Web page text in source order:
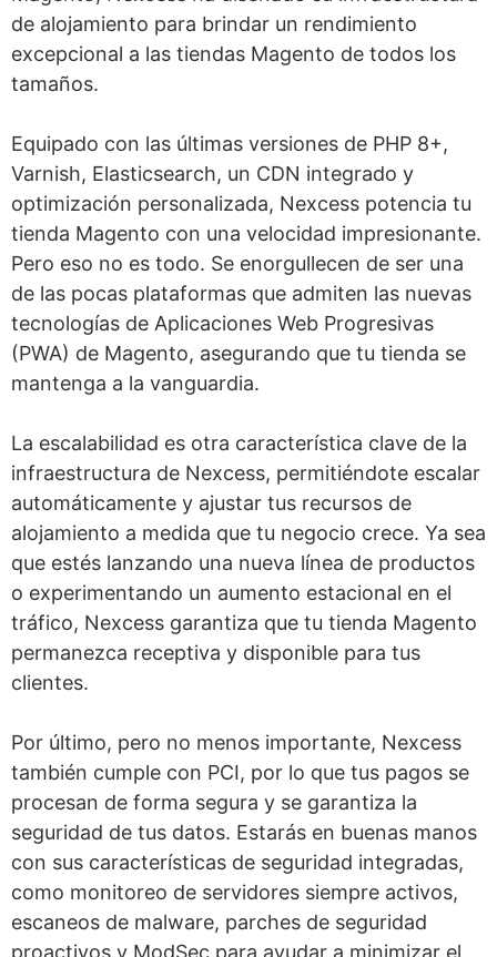
de alojamiento para brindar un rendimiento
excepcional a las tiendas Magento de todos los
tamaños.
Equipado con las últimas versiones de PHP 8+,
Varnish, Elasticsearch, un CDN integrado y
optimización personalizada, Nexcess potencia tu
tienda Magento con una velocidad impresionante.
Pero eso no es todo. Se enorgullecen de ser una
de las pocas plataformas que admiten las nuevas
tecnologías de Aplicaciones Web Progresivas
(PWA) de Magento, asegurando que tu tienda se
mantenga a la vanguardia.
La escalabilidad es otra característica clave de la
infraestructura de Nexcess, permitiéndote escalar
automáticamente y ajustar tus recursos de
alojamiento a medida que tu negocio crece. Ya sea
que estés lanzando una nueva línea de productos
o experimentando un aumento estacional en el
tráfico, Nexcess garantiza que tu tienda Magento
permanezca receptiva y disponible para tus
clientes.
Por último, pero no menos importante, Nexcess
también cumple con PCI, por lo que tus pagos se
procesan de forma segura y se garantiza la
seguridad de tus datos. Estarás en buenas manos
con sus características de seguridad integradas,
como monitoreo de servidores siempre activos,
escaneos de malware, parches de seguridad
proactivos y ModSec para ayudar a minimizar el